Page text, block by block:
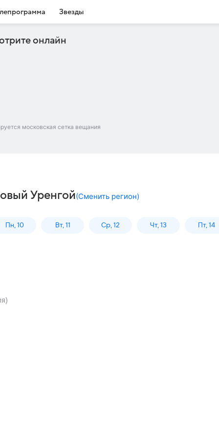
Звезды
онлайн
московская сетка вещания
Уренгой(Сменить регион)
Пн, 10 Вт, 11 Ср, 12 Чт, 13 Пт, 14